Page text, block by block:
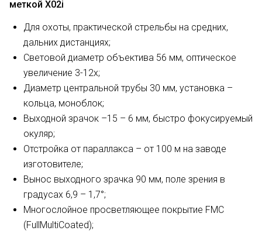
меткой X02i
Для охоты, практической стрельбы на средних,
дальних дистанциях;
Световой диаметр объектива 56 мм, оптическое
увеличение 3-12х;
Диаметр центральной трубы 30 мм, установка –
кольца, моноблок;
Выходной зрачок –15 – 6 мм, быстро фокусируемый
окуляр;
Отстройка от параллакса – от 100 м на заводе
изготовителе;
Вынос выходного зрачка 90 мм, поле зрения в
градусах 6,9 – 1,7°;
Многослойное просветляющее покрытие FMC
(FullMultiCoated);